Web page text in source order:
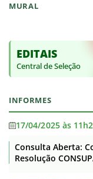
MURAL
EDITAIS
Central de Seleção
INFORMES
17/04/2025 às
Consulta Aberta:
Resolução